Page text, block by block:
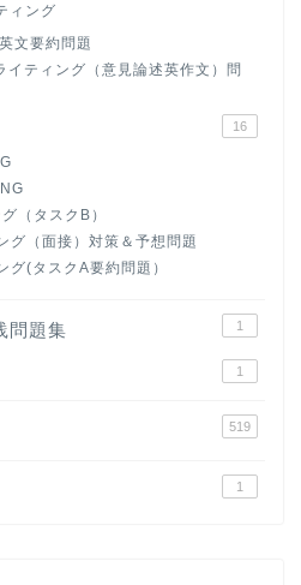
ィング
文要約問題
イティング（意見論述英作文）問
16
（タスクB）
グ（面接）対策＆予想問題
グ(タスクA要約問題）
問題集 1
1
519
1